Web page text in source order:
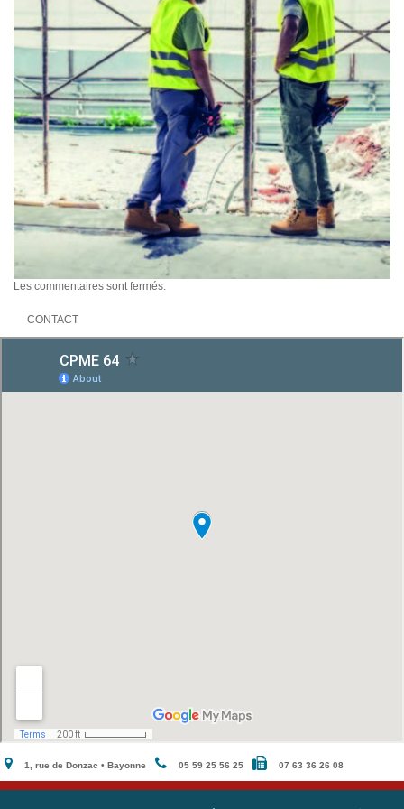
Les commentaires sont fermés.
CONTACT
1, rue de Donzac • Bayonne 05 59 25 56 25 07 63 36 26 08